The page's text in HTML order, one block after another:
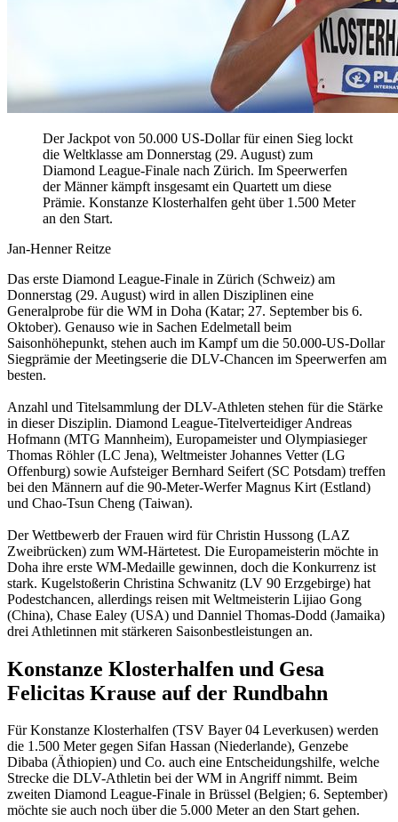
Der Jackpot von 50.000 US-Dollar für einen Sieg lockt
die Weltklasse am Donnerstag (29. August) zum
Diamond League-Finale nach Zürich. Im Speerwerfen
der Männer kämpft insgesamt ein Quartett um diese
Prämie. Konstanze Klosterhalfen geht über 1.500 Meter
an den Start.
Jan-Henner Reitze
Das erste Diamond League-Finale in Zürich (Schweiz) am
Donnerstag (29. August) wird in allen Disziplinen eine
Generalprobe für die WM in Doha (Katar; 27. September bis 6.
Oktober). Genauso wie in Sachen Edelmetall beim
Saisonhöhepunkt, stehen auch im Kampf um die 50.000-US-Dollar
Siegprämie der Meetingserie die DLV-Chancen im Speerwerfen am
besten.
Anzahl und Titelsammlung der DLV-Athleten stehen für die Stärke
in dieser Disziplin. Diamond League-Titelverteidiger Andreas
Hofmann (MTG Mannheim), Europameister und Olympiasieger
Thomas Röhler (LC Jena), Weltmeister Johannes Vetter (LG
Offenburg) sowie Aufsteiger Bernhard Seifert (SC Potsdam) treffen
bei den Männern auf die 90-Meter-Werfer Magnus Kirt (Estland)
und Chao-Tsun Cheng (Taiwan).
Der Wettbewerb der Frauen wird für Christin Hussong (LAZ
Zweibrücken) zum WM-Härtetest. Die Europameisterin möchte in
Doha ihre erste WM-Medaille gewinnen, doch die Konkurrenz ist
stark. Kugelstoßerin Christina Schwanitz (LV 90 Erzgebirge) hat
Podestchancen, allerdings reisen mit Weltmeisterin Lijiao Gong
(China), Chase Ealey (USA) und Danniel Thomas-Dodd (Jamaika)
drei Athletinnen mit stärkeren Saisonbestleistungen an.
Konstanze Klosterhalfen und Gesa
Felicitas Krause auf der Rundbahn
Für Konstanze Klosterhalfen (TSV Bayer 04 Leverkusen) werden
die 1.500 Meter gegen Sifan Hassan (Niederlande), Genzebe
Dibaba (Äthiopien) und Co. auch eine Entscheidungshilfe, welche
Strecke die DLV-Athletin bei der WM in Angriff nimmt. Beim
zweiten Diamond League-Finale in Brüssel (Belgien; 6. September)
möchte sie auch noch über die 5.000 Meter an den Start gehen.